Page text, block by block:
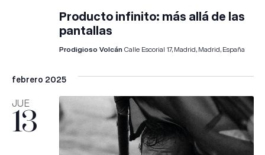
Producto infinito: más allá de las
pantallas
Prodigioso Volcán Calle Escorial 17, Madrid, Madrid, España
febrero 2025
JUE
13